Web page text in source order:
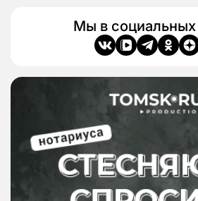
Мы в социальных